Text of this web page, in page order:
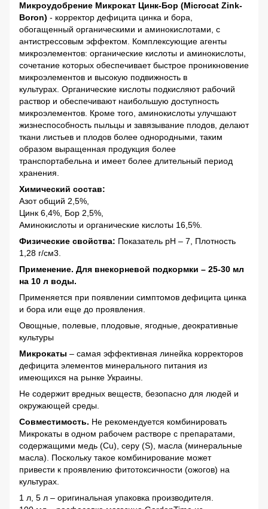
Микроудобрение Микрокат Цинк-Бор (Microcat Zink-
Boron) - корректор дефицита цинка и бора,
обогащенный органическими и аминокислотами, с
антистрессовым эффектом. Комплексующие агенты
микроэлементов: органические кислоты и аминокислоты,
сочетание которых обеспечивает быстрое проникновение
микроэлементов и высокую подвижность в
культурах. Органические кислоты подкисляют рабочий
раствор и обеспечивают наибольшую доступность
микроэлементов. Кроме того, аминокислоты улучшают
жизнеспособность пыльцы и завязывание плодов, делают
ткани листьев и плодов более однородными, таким
образом выращенная продукция более
транспортабельна и имеет более длительный период
хранения.
Xимический состав:
Азот общий 2,5%,
Цинк 6,4%, Бор 2,5%,
Аминокислоты и органические кислоты 16,5%.
Физические свойства: Показатель pН – 7, Плотность
1,28 г/см3.
Применение. Для внекорневой подкормки – 25-30 мл
на 10 л воды.
Применяется при появлении симптомов дефицита цинка
и бора или еще до проявления.
Овощные, полевые, плодовые, ягодные, деокративные
культуры
Микрокаты – самая эффективная линейка корректоров
дефицита элементов минерального питания из
имеющихся на рынке Украины.
Не содержит вредных веществ, безопасно для людей и
окружающей среды.
Совместимость. Не рекомендуется комбинировать
Микрокаты в одном рабочем растворе с препаратами,
содержащими медь (Сu), серу (S), масла (минеральные
масла). Поскольку такое комбинирование может
привести к проявлению фитотоксичности (ожогов) на
культурах.
1 л, 5 л – оригинальная упаковка производителя.